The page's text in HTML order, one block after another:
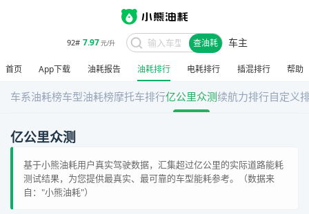
92# 7.97元/升 查油耗 车主
首页 App下载 油耗报告 油耗排行 电耗排行 插混排行 帮助
车系油耗榜车型油耗榜摩托车排行亿公里众测续航力排行自定义
亿公里众测
基于小熊油耗用户真实驾驶数据，汇集超过亿公里的实际道路能耗
测试结果，为您提供最真实、最可靠的车型能耗参考。（数据来
自："小熊油耗"）